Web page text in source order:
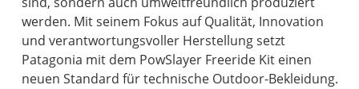
werden. Mit seinem Fokus auf Qualität, Innovation
und verantwortungsvoller Herstellung setzt
Patagonia mit dem PowSlayer Freeride Kit einen
neuen Standard für technische Outdoor-Bekleidung.